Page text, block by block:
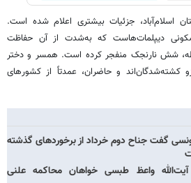
اسلام‌آباد، جزئیات بیشتری اعلام شده است.
دیپلمات‌هاست‌ که به‌شدت از آن حفاظت
شش نارنجک منفجر کرده است. همسر و دختر
کشته‌شدگان‌اند و حاضران، عمدتاً از کشورهای
گفت جناح دوم خرداد از برخوردهای گذشته
واعظ طبسی خواهان محاکمه علنی